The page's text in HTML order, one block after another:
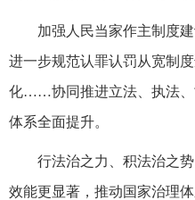
加强人民当家作主制度
进一步规范认罪认罚从宽制
化……协同推进立法、执法、
体系全面提升。
行法治之力、积法治之
效能更显著，推动国家治理